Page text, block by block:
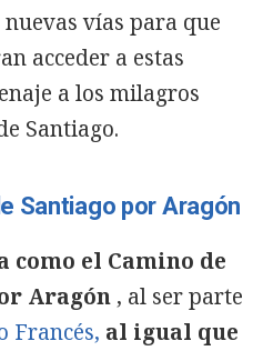
vías para que
acceder a estas
a los milagros
Santiago.
Santiago por Aragón
como el Camino de
Aragón , al ser parte
Francés, al igual que